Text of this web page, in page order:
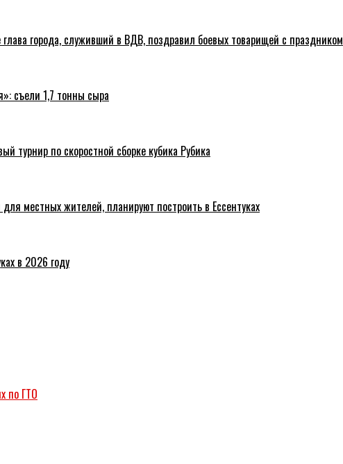
города, служивший в ВДВ, поздравил боевых товарищей с праздником
съели 1,7 тонны сыра
турнир по скоростной сборке кубика Рубика
местных жителей, планируют построить в Ессентуках
в 2026 году
по ГТО